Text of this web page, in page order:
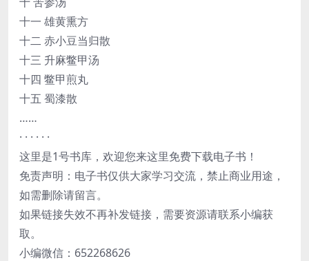
十一 雄黄熏方
十二 赤小豆当归散
十三 升麻鳖甲汤
十四 鳖甲煎丸
十五 蜀漆散
……
· · · · · ·
这里是1号书库，欢迎您来这里免费下载电子书！
免责声明：电子书仅供大家学习交流，禁止商业用途，
如需删除请留言。
如果链接失效不再补发链接，需要资源请联系小编获
取。
小编微信：652268626